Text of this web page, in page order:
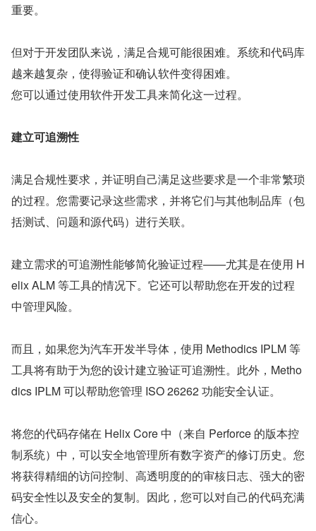
重要。
但对于开发团队来说，满足合规可能很困难。系统和代码库
越来越复杂，使得验证和确认软件变得困难。
您可以通过使用软件开发工具来简化这一过程。
建立可追溯性
满足合规性要求，并证明自己满足这些要求是一个非常繁琐
的过程。您需要记录这些需求，并将它们与其他制品库（包
括测试、问题和源代码）进行关联。
建立需求的可追溯性能够简化验证过程——尤其是在使用 H
elix ALM 等工具的情况下。它还可以帮助您在开发的过程
中管理风险。
而且，如果您为汽车开发半导体，使用 Methodics IPLM 等
工具将有助于为您的设计建立验证可追溯性。此外，Metho
dics IPLM 可以帮助您管理 ISO 26262 功能安全认证。
将您的代码存储在 Helix Core 中（来自 Perforce 的版本控
制系统）中，可以安全地管理所有数字资产的修订历史。您
将获得精细的访问控制、高透明度的的审核日志、强大的密
码安全性以及安全的复制。因此，您可以对自己的代码充满
信心。